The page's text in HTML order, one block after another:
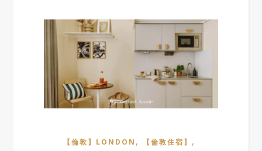
【倫敦】LONDON , 【倫敦住宿】 ,